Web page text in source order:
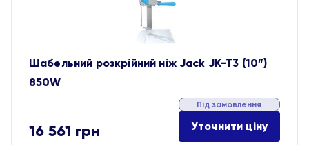
Шабельний розкрійний ніж Jack JK-T3 (10”)
850W
16 561 грн
Під замовлення
Уточнити ціну